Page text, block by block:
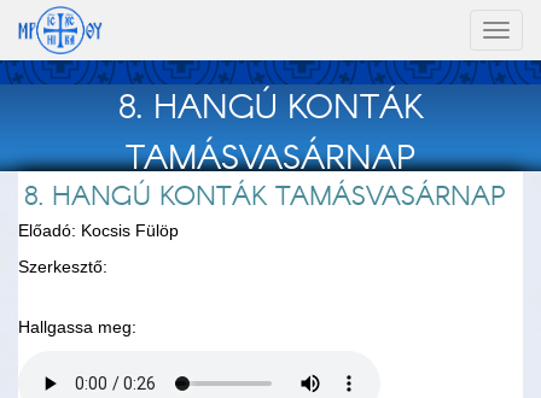
8. HANGÚ KONTÁK
TAMÁSVASÁRNAP
8. HANGÚ KONTÁK TAMÁSVASÁRNAP
Előadó: Kocsis Fülöp
Szerkesztő:
Hallgassa meg: